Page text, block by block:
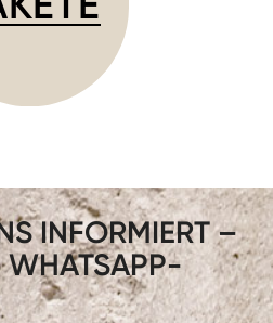
INFORMIERT –
WHATSAPP-